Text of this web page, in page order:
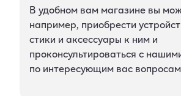
В удобном вам магазине вы
например, приобрести
стики и аксессуары к ним и
проконсультироваться с
по интересующим вас вопросам